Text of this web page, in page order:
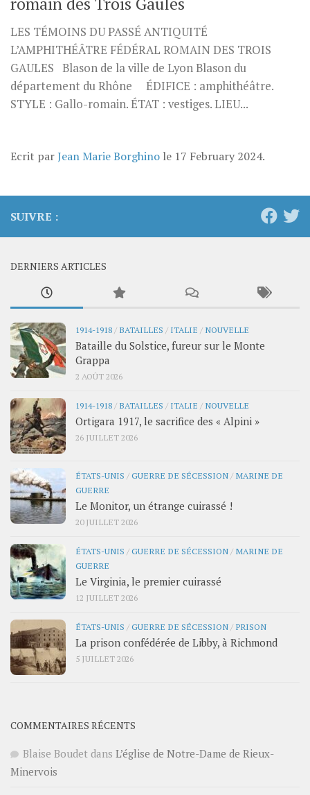
LES TÉMOINS DU PASSÉ ANTIQUITÉ
L’AMPHITHÉÂTRE FÉDÉRAL ROMAIN DES TROIS
GAULES Blason de la ville de Lyon Blason du
département du Rhône ÉDIFICE : amphithéâtre.
STYLE : Gallo-romain. ÉTAT : vestiges. LIEU...
Ecrit parJean Marie Borghino le 17 February 2024.
SUIVRE :
DERNIERS ARTICLES
1914-1918/ BATAILLES / ITALIE / NOUVELLE
Bataille du Solstice, fureur sur le Monte
Grappa
2 AOÛT 2026
1914-1918/ BATAILLES / ITALIE / NOUVELLE
Ortigara 1917, le sacrifice des « Alpini »
26 JUILLET 2026
ÉTATS-UNIS /GUERRE DE SÉCESSION/ MARINE DE
GUERRE
Le Monitor, un étrange cuirassé !
20 JUILLET 2026
ÉTATS-UNIS /GUERRE DE SÉCESSION/ MARINE DE
GUERRE
Le Virginia, le premier cuirassé
12 JUILLET 2026
ÉTATS-UNIS /GUERRE DE SÉCESSION/ PRISON
La prison confédérée de Libby, à Richmond
5 JUILLET 2026
COMMENTAIRES RÉCENTS
Blaise Boudet dans L’église de Notre-Dame de Rieux-
Minervois